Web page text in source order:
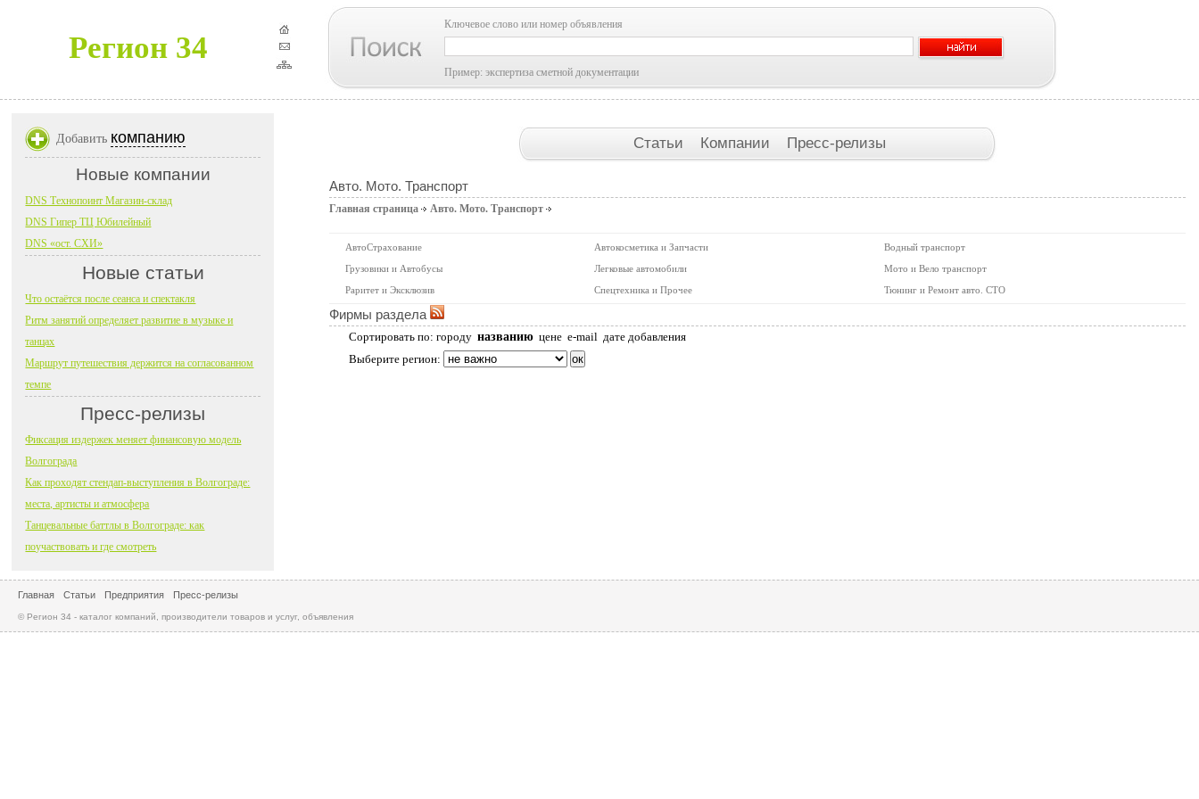
Регион 34
Ключевое слово или номер объявления
Пример: экспертиза сметной документации
Статьи Компании Пресс-релизы
Авто. Мото. Транспорт
Главная страница Авто. Мото. Транспорт
АвтоСтрахование Автокосметика и Запчасти
Водный транспорт
Грузовики и Автобусы
Легковые автомобили
Мото и Вело транспорт
Раритет и Эксклюзив
Спецтехника и Прочее Тюнинг и Ремонт авто. СТО
Фирмы раздела
Сортировать по: городу названию цене e-mail дате добавления
Выберите регион:
Добавить компанию
Новые компании
DNS Технопоинт Магазин-склад
DNS Гипер ТЦ Юбилейный
DNS «ост. СХИ»
Новые статьи
Что остаётся после сеанса и спектакля
Ритм занятий определяет развитие в музыке и
танцах
Маршрут путешествия держится на согласованном
темпе
Пресс-релизы
Фиксация издержек меняет финансовую модель
Волгограда
Как проходят стендап-выступления в Волгограде:
места, артисты и атмосфера
Танцевальные баттлы в Волгограде: как
поучаствовать и где смотреть
Главная Статьи Предприятия Пресс-релизы
© Регион 34 - каталог компаний, производители товаров и услуг, объявления